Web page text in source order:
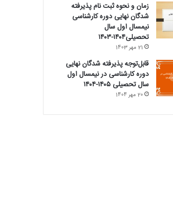
زمان و نحوه ثبت نام پذیرفته
‏شدگان نهایی دوره کارشناسی
نیمسال اول سال
تحصیلی۱۴۰۴-۱۴۰۳
21 مهر 1403
قابل‌توجه پذیرفته‏ شدگان نهایی
دوره کارشناسی در نیمسال اول
سال تحصیلی ۱۴۰۵-۱۴۰۴
20 مهر 1404